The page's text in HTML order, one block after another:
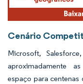
Cenário
Microsoft,
aproximadamente
espaço para